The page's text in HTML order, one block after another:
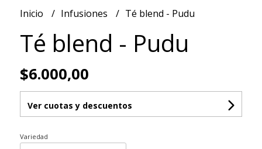
Inicio Infusiones Té blend - Pudu
Té blend - Pudu
$6.000,00
Ver cuotas y descuentos
Variedad